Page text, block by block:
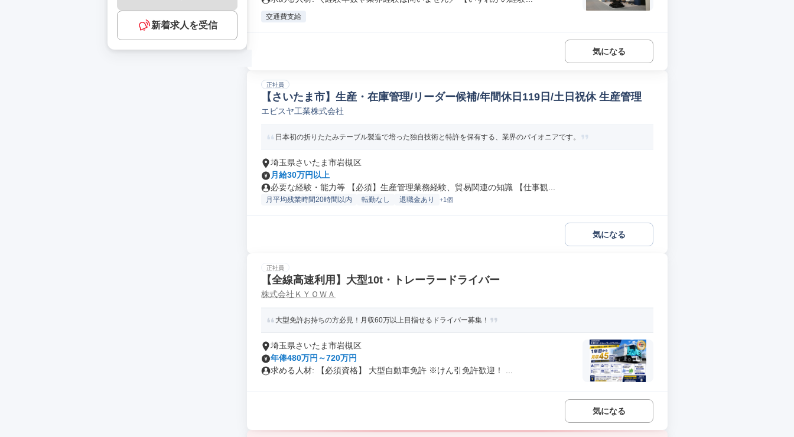
新着求人を受信
交通費支給
気になる
正社員
【さいたま市】生産・在庫管理/リーダー候補/年間休日119日/土日祝休 生産管理
エビスヤ工業株式会社
日本初の折りたたみテーブル製造で培った独自技術と特許を保有する、業界のパイオニアです。
埼玉県さいたま市岩槻区
月給30万円以上
必要な経験・能力等 【必須】生産管理業務経験、貿易関連の知識 【仕事観...
月平均残業時間20時間以内 転勤なし 退職金あり +1個
気になる
正社員
【全線高速利用】大型10t・トレーラードライバー
株式会社ＫＹＯＷＡ
大型免許お持ちの方必見！月収60万以上目指せるドライバー募集！
埼玉県さいたま市岩槻区
年俸480万円～720万円
求める人材: 【必須資格】 大型自動車免許 ※けん引免許歓迎！ ...
気になる